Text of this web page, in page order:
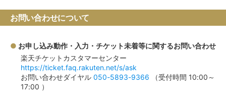
お問い合わせについて
お申し込み動作・入力・チケット未着等に関するお問い合わせ
楽天チケットカスタマーセンター
https://ticket.faq.rakuten.net/s/ask
お問い合わせダイヤル 050-5893-9366
（受付時間 10:00～
17:00 ）